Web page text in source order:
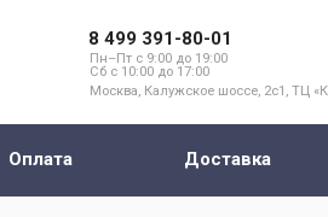
8 499 391-80-01
Пн–Пт с 9:00 до 19:00
Сб с 10:00 до 17:00
Москва, Калужское шоссе, 2с1, ТЦ
Оплата Доставка